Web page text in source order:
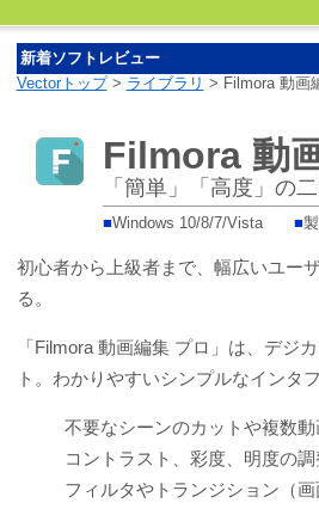
新着ソフトレビュー
Vectorトップ> ライブラリ > Filmora 動画
Filmora 動
「簡単」「高度」の
■Windows 10/8/7/Vista ■
初心者から上級者まで、幅広いユー
る。
「Filmora 動画編集 プロ」は、デジ
ト。わかりやすいシンプルなインタ
不要なシーンのカットや複数
コントラスト、彩度、明度の
フィルタやトランジション（